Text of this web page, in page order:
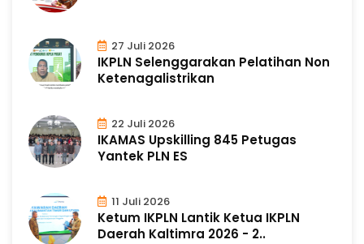
27 Juli 2026
IKPLN Selenggarakan Pelatihan Non
Ketenagalistrikan
22 Juli 2026
IKAMAS Upskilling 845 Petugas
Yantek PLN ES
11 Juli 2026
Ketum IKPLN Lantik Ketua IKPLN
Daerah Kaltimra 2026 - 2..